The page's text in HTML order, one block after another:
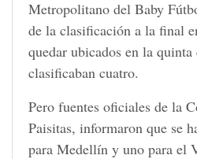
Metropolitano del Baby
de la clasificación a la final
quedar ubicados en la
clasificaban cuatro.
Pero fuentes oficiales de la
Paisitas, informaron que se
para Medellín y uno para el